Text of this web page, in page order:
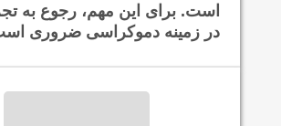
است. برای این مهم، رجوع به
در زمینه دموکراسی ضروری